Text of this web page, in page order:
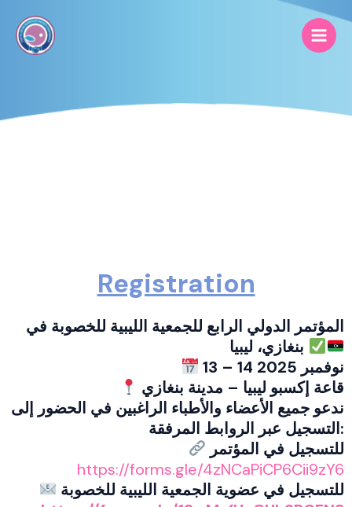
content
Main
Registration
المؤتمر الدولي الرابع للجمعية الليبية للخصوبة في
13 – 14 نوفمبر 2025
قاعة إكسبو ليبيا – مدينة بنغازي
ندعو جميع الأعضاء والأطباء الراغبين في الحضور إلى
التسجيل عبر الروابط المرفقة:
للتسجيل في المؤتمر
https://forms.gle/4zNCaPiCP6Cii9zY6
للتسجيل في عضوية الجمعية الليبية للخصوبة